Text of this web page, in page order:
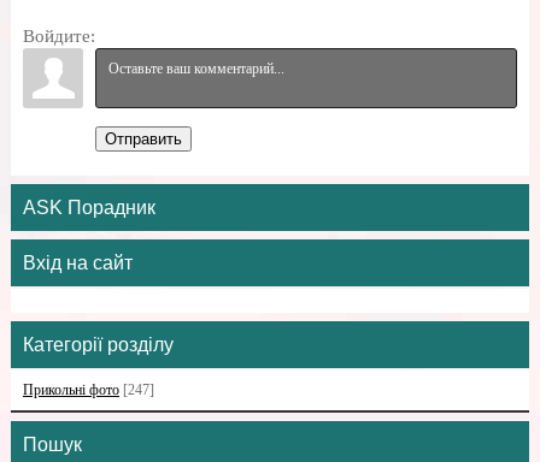
Войдите:
Отправить
ASK Порадник
Вхід на сайт
Категорії розділу
Прикольні фото [247]
Пошук